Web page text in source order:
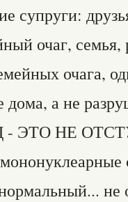
супруги:
очаг, семья,
очага,
дома, а не
- ЭТО НЕ
не